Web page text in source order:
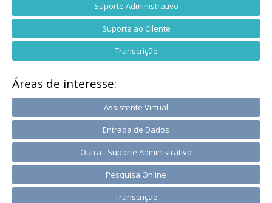
Suporte Administrativo
Suporte ao Cilente
Transcrição
Áreas de interesse:
Assistente Virtual
Entrada de Dados
Outra - Suporte Administrativo
Pesquisa Online
Transcrição